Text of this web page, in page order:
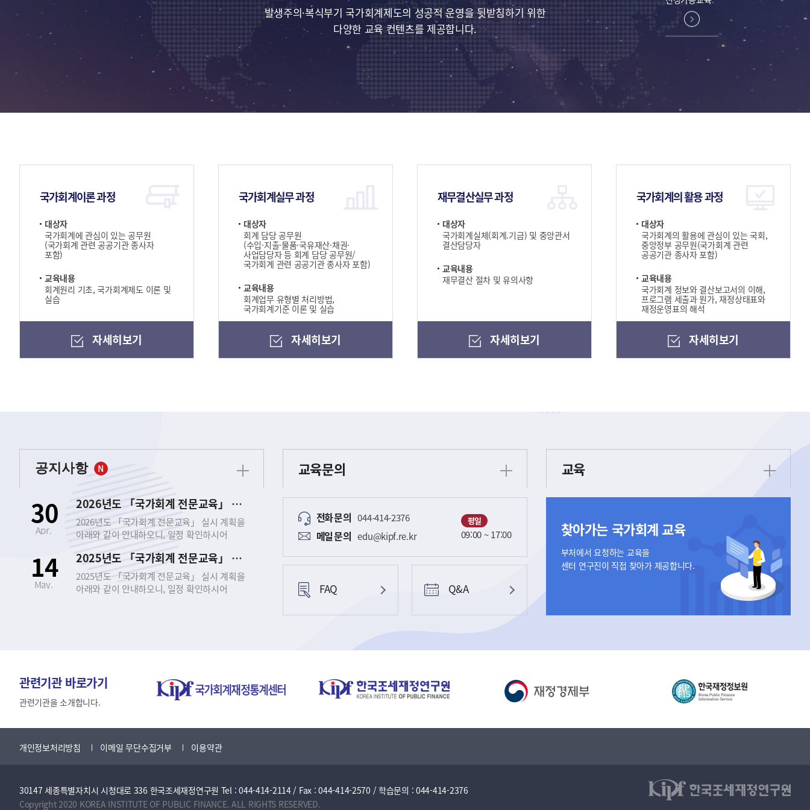
발생주의·복식부기 국가회계제도의 성공적 운영을 뒷받침하기 위한
다양한 교육 컨텐츠를 제공합니다.
국가회계이론 과정
대상자
국가회계에 관심이 있는 공무원
(국가회계 관련 공공기관 종사자
포함)
교육내용
회계원리 기초, 국가회계제도 이론 및
실습
자세히보기
국가회계실무 과정
대상자
회계 담당 공무원
(수입·지출·물품·국유재산·채권·
사업담당자 등 회계 담당 공무원/
국가회계 관련 공공기관 종사자 포함)
교육내용
회계업무 유형별 처리방법,
국가회계기준 이론 및 실습
자세히보기
재무결산실무 과정
대상자
국가회계실체(회계.기금) 및 중앙관서
결산담당자
교육내용
재무결산 절차 및 유의사항
자세히보기
국가회계의 활용 과정
대상자
국가회계의 활용에 관심이 있는 국회,
중앙정부 공무원(국가회계 관련
공공기관 종사자 포함)
교육내용
국가회계 정보와 결산보고서의 이해,
프로그램 세출과 원가, 재정상태표와
재정운영표의 해석
자세히보기
공지사항
2026년도 「국가회계 전문교육」 실시 안내
2026년도 「국가회계 전문교육」 실시 계획을
아래와 같이 안내하오니, 일정 확인하시어
｢국가회계 전문교육｣이란? ○ 공무원과 공공기관
종사자를 대상으로 회계에 대한 기초지식을
제공하고, 정부의 발생주의･복식부기
국가회계제도에 대한 이해와 실무능력 향상을
재무결산실무 과정 ○ 국가회계의 활용 과정 2.
교육 과정 소개 구분 및 과정 국가회계이론
사업담당자 (공공기관) 재무결산 담당 공무원
중급 중급~고급 목 표 기본적이고 필수적인
국가회계지식 함양 회계업무 담당자의
30
Apr.
2025년도 「국가회계 전문교육」 실시 안내
2025년도 「국가회계 전문교육」 실시 계획을
아래와 같이 안내하오니, 일정 확인하시어
교육 ○ 근거 법령 ▪ 국가회계법 제27조
(회계관계공무원 등의 교육) ▪ 국가회계법시행령
제8조(회계관계공무원 등에 대한 교육 실시) □
과정(수입･지출/국유･물품･사업) ○
교육 과정 소개 구분 및 과정 국가회계이론
관심이 있는 공무원 (공공기관) 회계 담당 공무원/
사업담당자 (공공기관) 재무결산 담당 공무원
14
May.
교육문의
전화문의 044-414-2376
메일문의 edu@kipf.re.kr
평일
09:00 ~ 17:00
FAQ Q&A
교육
찾아가는 국가회계 교육
부처에서 요청하는 교육을
센터 연구진이 직접 찾아가 제공합니다.
관련기관 바로가기
관련기관을 소개합니다.
개인정보처리방침 이메일 무단수집거부 이용약관
30147 세종특별자치시 시청대로 336 한국조세재정연구원 Tel : 044-414-2114 / Fax : 044-414-2570 / 학습문의 : 044-414-2376
Copyright 2020 KOREA INSTITUTE OF PUBLIC FINANCE. ALL RIGHTS RESERVED.